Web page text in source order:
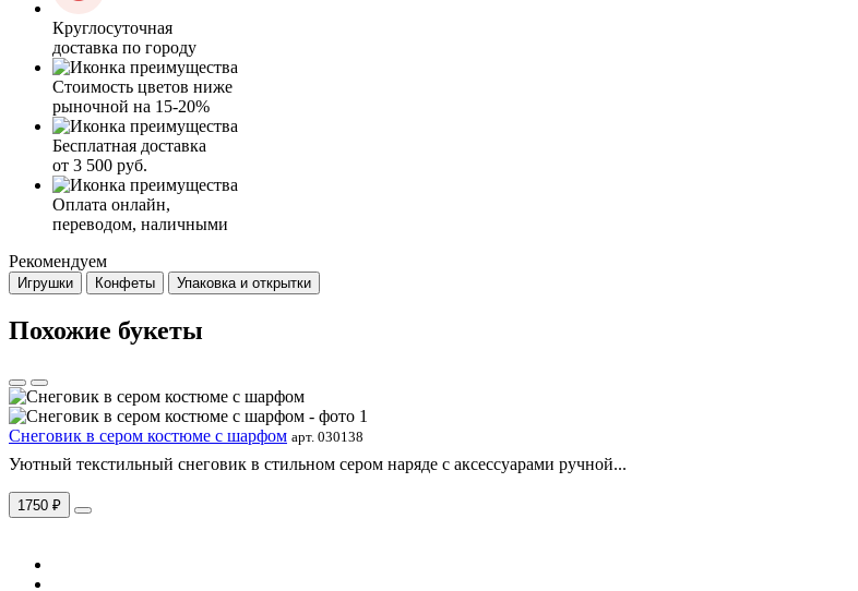
Круглосуточная
доставка по городу
Стоимость цветов ниже
рыночной на 15-20%
Бесплатная доставка
от 3 500 руб.
Оплата онлайн,
переводом, наличными
Рекомендуем
Игрушки Конфеты Упаковка и открытки
Похожие букеты
Снеговик в сером костюме с шарфом арт. 030138
Уютный текстильный снеговик в стильном сером наряде с аксессуарами ручной...
1750 ₽